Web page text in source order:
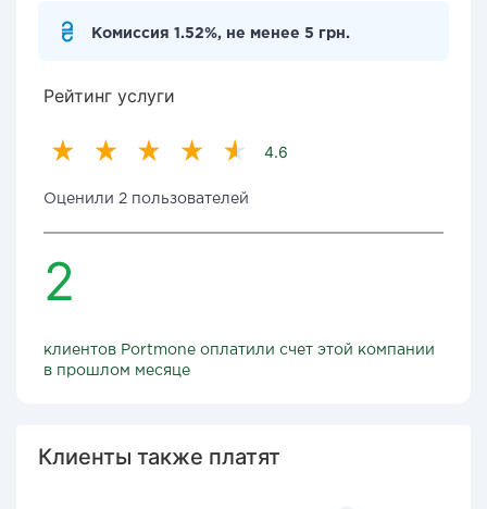
Комиссия 1.52%, не менее 5 грн.
Рейтинг услуги
4.6
Оценили 2 пользователей
2
клиентов Portmone оплатили счет этой компании
в прошлом месяце
Клиенты также платят